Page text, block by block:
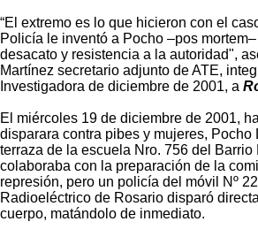
“El extremo es lo que hicieron con el
Policía le inventó a Pocho –pos
desacato y resistencia a la autoridad",
Martínez secretario adjunto de ATE,
Investigadora de diciembre de 2001, a
El miércoles 19 de diciembre de 2001,
disparara contra pibes y mujeres, Pocho
terraza de la escuela Nro. 756 del Barrio
colaboraba con la preparación de la
represión, pero un policía del móvil Nº
Radioeléctrico de Rosario disparó
cuerpo, matándolo de inmediato.